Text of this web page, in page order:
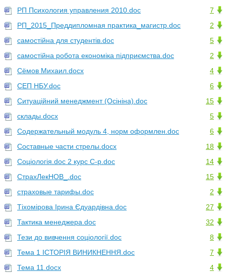
7
РП Психология управления 2010.doc
2
РП_2015_Преддипломная практика_магистр.doc
5
самостійна для студентів.doc
2
самостійна робота економіка підприємства.doc
4
Сёмов Михаил.docx
6
СЕП НБУ.doc
15
Ситуаційний менеджмент (Осініна).doc
5
склады.docx
6
Содержательный модуль 4, норм оформлен.doc
18
Составные части стрелы.docx
14
Соціологія.doc 2 курс С-р.doc
15
СтрахЛекНОВ_.doc
2
страховые тарифы.doc
27
Тіхомірова Ірина Єдуардівна.doc
32
Тактика менеджера.doc
8
Тези до вивчення соціології.doc
7
Тема 1 ІСТОРІЯ ВИНИКНЕННЯ.doc
4
Тема 11.docx